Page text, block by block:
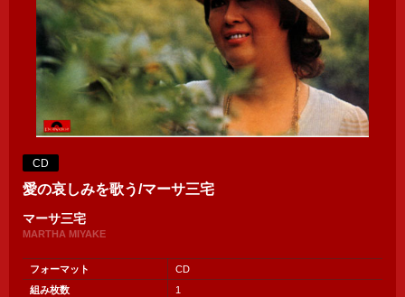
CD
愛の哀しみを歌う/マーサ三宅
マーサ三宅
MARTHA MIYAKE
フォーマット
CD
組み枚数
1